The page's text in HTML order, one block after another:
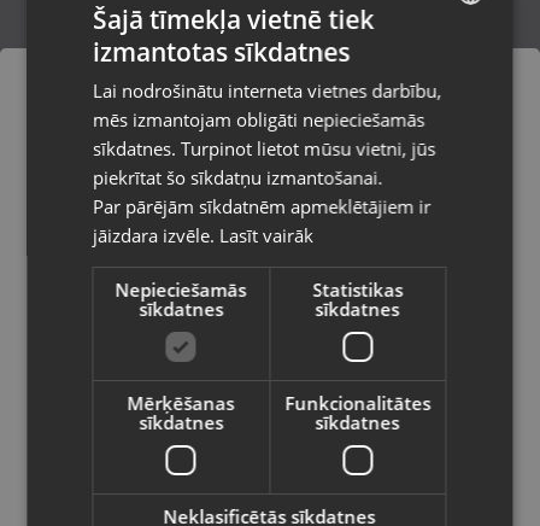
Kārbiņa 7102100
Smiltene, Baznīcas laukums 4
Stāvoklis Jauns (Garantija 24 mēneši)
1.50€
Kastīte Juvelierizstrādājumiem
Pasūtījumi tiks piegādāti uz
izvēlēto valsti
Vietnes saturs būs attēlots izvēlētajā
valodā
Valsts
Latviešu / Latvian
RUSSIAN
Šajā tīmekļa vietnē tiek
izmantotas sīkdatnes
Lai nodrošinātu interneta vietnes darbību,
mēs izmantojam obligāti nepieciešamās
sīkdatnes. Turpinot lietot mūsu vietni, jūs
piekrītat šo sīkdatņu izmantošanai.
Par pārējām sīkdatnēm apmeklētājiem ir
jāizdara izvēle. Lasīt vairāk
Nepieciešamās
sīkdatnes
Statistikas
sīkdatnes
Mērķēšanas
sīkdatnes
Funkcionalitātes
sīkdatnes
Neklasificētās sīkdatnes